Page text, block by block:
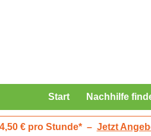
Start Nachhilfe
€ pro Stunde* – Jetzt